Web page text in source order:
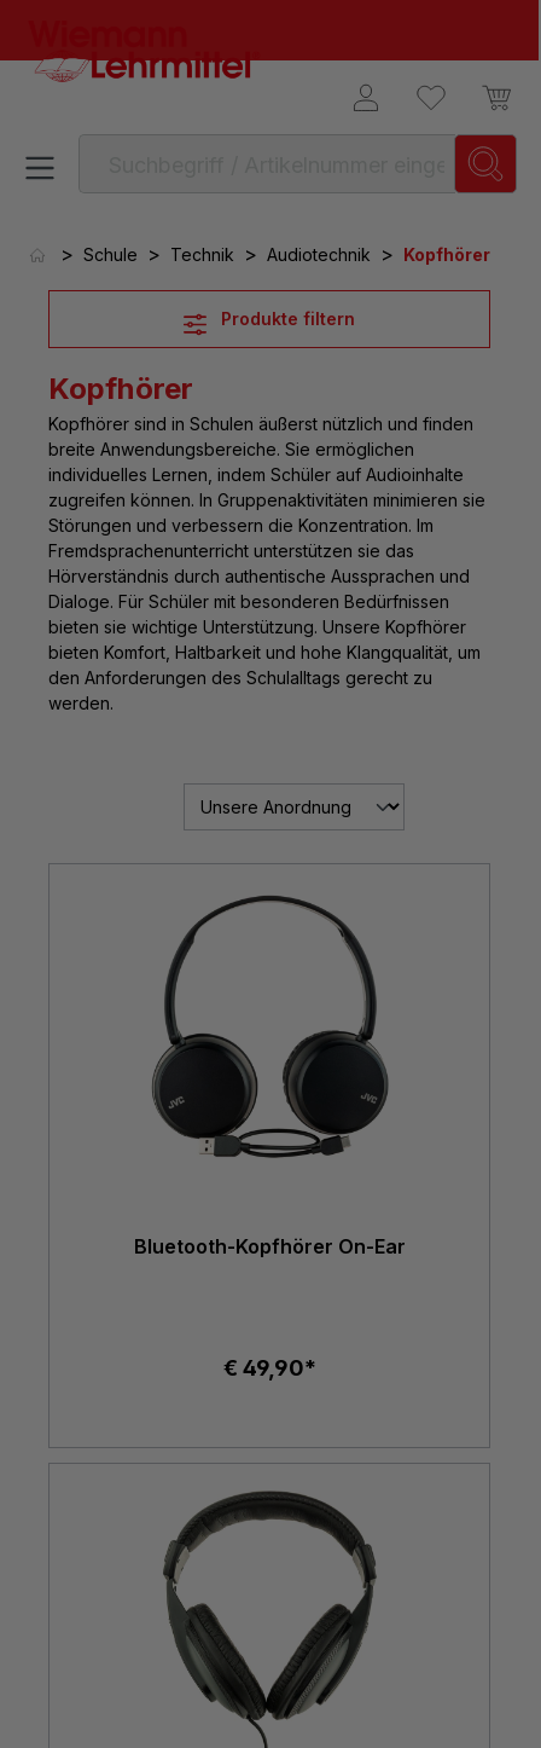
> Schule > Technik > Audiotechnik > Kopfhörer
Produkte filtern
Kopfhörer
Kopfhörer sind in Schulen äußerst nützlich und finden
breite Anwendungsbereiche. Sie ermöglichen
individuelles Lernen, indem Schüler auf Audioinhalte
zugreifen können. In Gruppenaktivitäten minimieren sie
Störungen und verbessern die Konzentration. Im
Fremdsprachenunterricht unterstützen sie das
Hörverständnis durch authentische Aussprachen und
Dialoge. Für Schüler mit besonderen Bedürfnissen
bieten sie wichtige Unterstützung. Unsere Kopfhörer
bieten Komfort, Haltbarkeit und hohe Klangqualität, um
den Anforderungen des Schulalltags gerecht zu
werden.
Bluetooth-Kopfhörer On-Ear
€ 49,90*